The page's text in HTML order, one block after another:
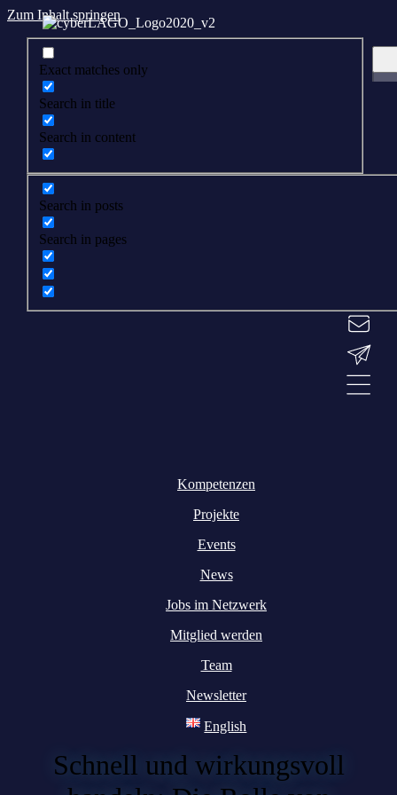
Zum Inhalt springen
Exact matches only
Search in title
Search in content
Search in posts
Search in pages
Kompetenzen
Projekte
Events
News
Jobs im Netzwerk
Mitglied werden
Team
Newsletter
English
Schnell und wirkungsvoll